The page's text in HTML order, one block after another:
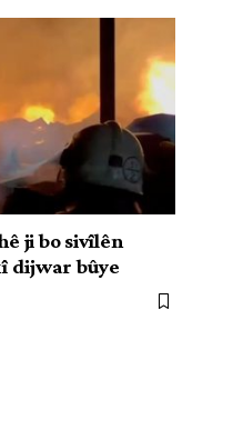
ji bo sivîlên
dijwar bûye